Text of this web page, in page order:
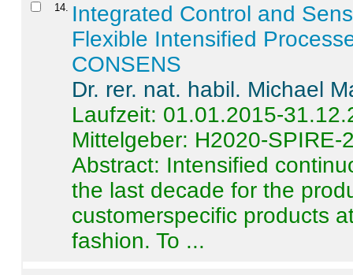
14
Integrated Control and
Flexible Intensified
CONSENS
Dr. rer. nat. habil. Michael
Laufzeit: 01.01.2015-
Mittelgeber: H2020-SPIRE-
Abstract: Intensified
the last decade for the
customerspecific products
fashion. To ...